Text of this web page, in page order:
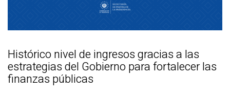
Histórico nivel de ingresos gracias a las
estrategias del Gobierno para fortalecer las
finanzas públicas